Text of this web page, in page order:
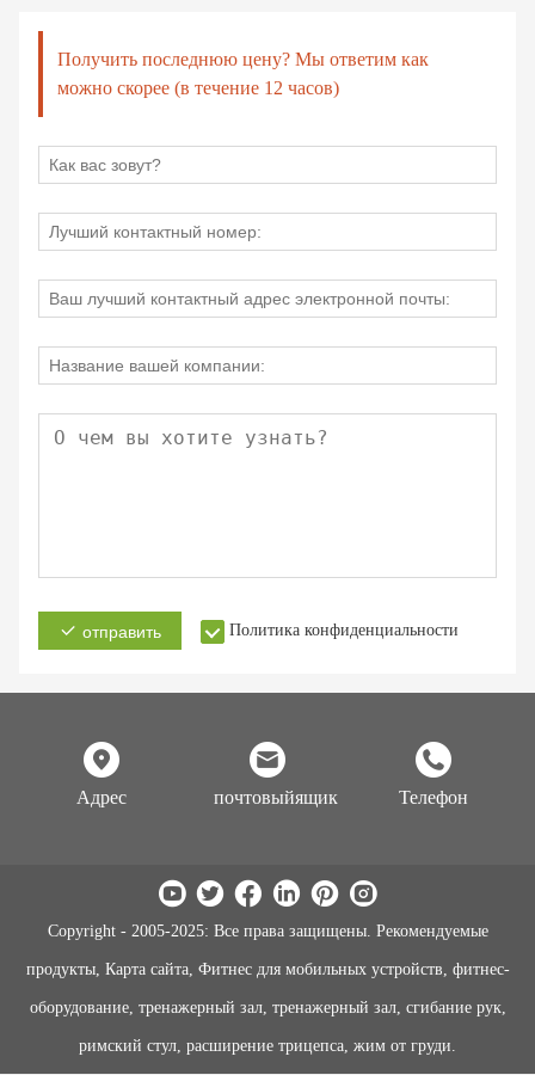
Получить последнюю цену? Мы ответим как
можно скорее (в течение 12 часов)
отправить Политика конфиденциальности
Адрес почтовыйящик Телефон
Copyright - 2005-2025: Все права защищены. Рекомендуемые
продукты, Карта сайта, Фитнес для мобильных устройств, фитнес-
оборудование, тренажерный зал, тренажерный зал, сгибание рук,
римский стул, расширение трицепса, жим от груди.